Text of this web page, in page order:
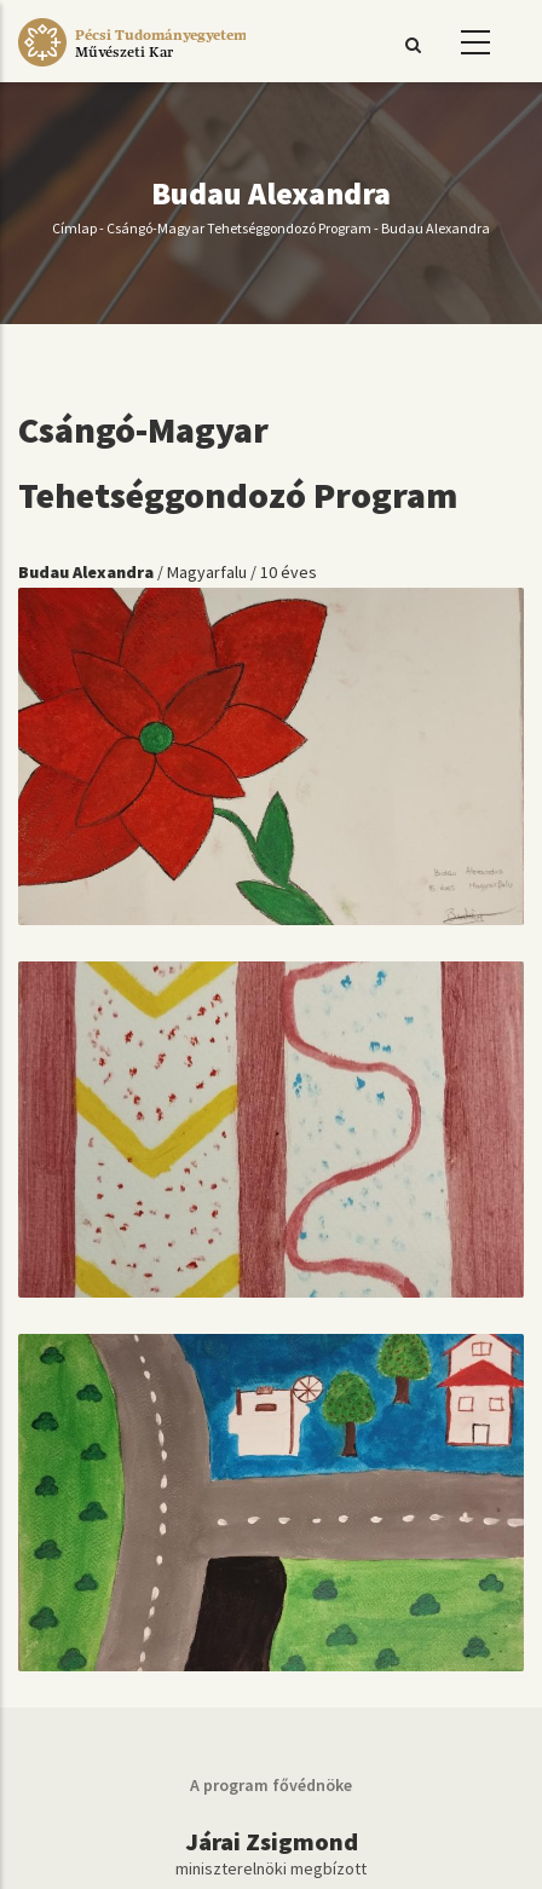
Ugrás
Pécsi Tudományegyetem
Művészeti Kar
Budau Alexandra
Morzsa
Címlap- Csángó-Magyar Tehetséggondozó Program - Budau Alexandra
Csángó-Magyar
Tehetséggondozó Program
Budau Alexandra / Magyarfalu / 10 éves
A program fővédnöke
Járai Zsigmond
miniszterelnöki megbízott